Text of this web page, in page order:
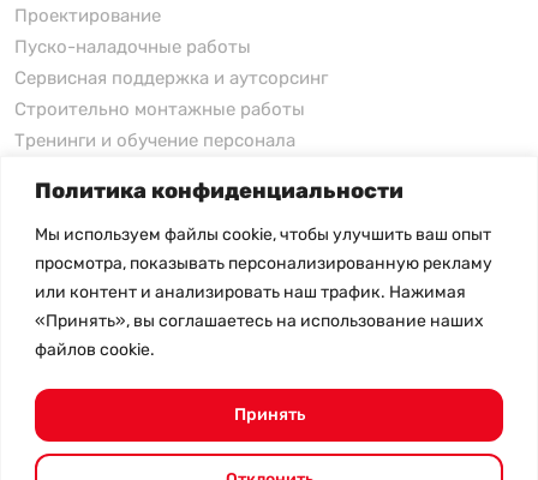
Политика конфиденциальности
Мы используем файлы cookie, чтобы улучшить ваш опыт
просмотра, показывать персонализированную рекламу
или контент и анализировать наш трафик. Нажимая
«Принять», вы соглашаетесь на использование наших
файлов cookie.
Принять
Проектирование
Пуско-наладочные работы
Сервисная поддержка и аутсорсинг
Строительно монтажные работы
Тренинги и обучение персонала
xFusion
xFusion
xFusion AI Solution
Цены на товары не являются публичной офертой и
- Политика конфиденциальности- Возврат товара
© 2026.SHANGHAI SYSTEM ENGINEERING.Все права
защищены.